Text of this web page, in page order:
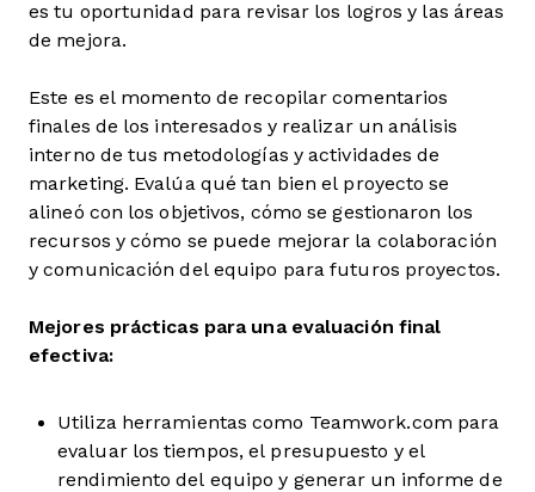
es tu oportunidad para revisar los logros y las áreas
de mejora.
Este es el momento de recopilar comentarios
finales de los interesados y realizar un análisis
interno de tus metodologías y actividades de
marketing. Evalúa qué tan bien el proyecto se
alineó con los objetivos, cómo se gestionaron los
recursos y cómo se puede mejorar la colaboración
y comunicación del equipo para futuros proyectos.
Mejores prácticas para una evaluación final
efectiva:
Utiliza herramientas como Teamwork.com para
evaluar los tiempos, el presupuesto y el
rendimiento del equipo y generar un informe de